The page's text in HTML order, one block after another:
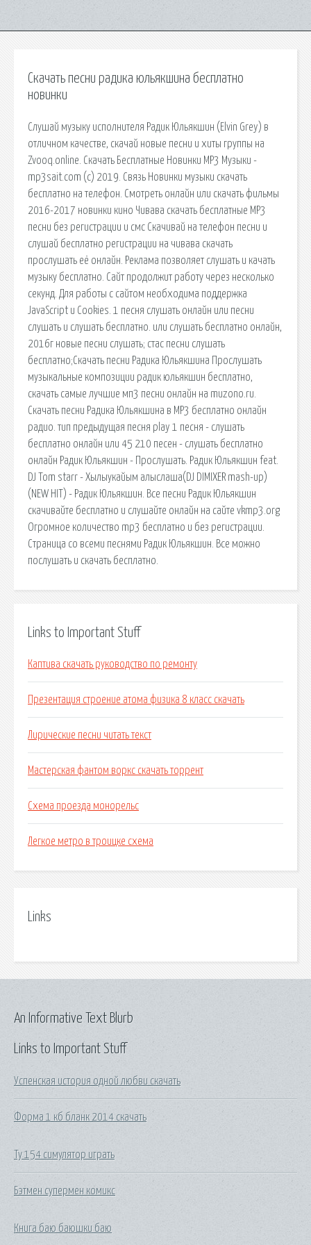
Скачать песни радика юльякшина бесплатно
новинки
Слушай музыку исполнителя Радик Юльякшин (Elvin Grey) в
отличном качестве, скачай новые песни и хиты группы на
Zvooq.online. Скачать Бесплатные Новинки MP3 Музыки -
mp3sait.com (с) 2019. Связь Новинки музыки скачать
бесплатно на телефон. Смотреть онлайн или скачать фильмы
2016-2017 новинки кино Чивава скачать бесплатные MP3
песни без регистрации и смс Скачивай на телефон песни и
слушай бесплатно регистрации на чивава скачать
прослушать её онлайн. Реклама позволяет слушать и качать
музыку бесплатно. Сайт продолжит работу через несколько
секунд. Для работы с сайтом необходима поддержка
JavaScript и Cookies. 1 песня слушать онлайн или песни
слушать и слушать бесплатно. или слушать бесплатно онлайн,
2016г новые песни слушать; стас песни слушать
бесплатно;Скачать песни Радика Юльякшина Прослушать
музыкальные композиции радик юльякшин бесплатно,
cкачать самые лучшие мп3 песни онлайн на muzono.ru.
Скачать песни Радика Юльякшина в MP3 бесплатно онлайн
радио. тип предыдущая песня play 1 песня - слушать
бесплатно онлайн или 45 210 песен - слушать бесплатно
онлайн Радик Юльякшин - Прослушать. Радик Юльякшин feat.
DJ Tom starr - Хылыукайым алыслаша(DJ DIMIXER mash-up)
(NEW HIT) - Радик Юльякшин. Все песни Радик Юльякшин
скачивайте бесплатно и слушайте онлайн на сайте vkmp3.org
Огромное количество mp3 бесплатно и без регистрации.
Страница со всеми песнями Радик Юльякшин. Все можно
послушать и скачать бесплатно.
Links to Important Stuff
Каптива скачать руководство по ремонту
Презентация строение атома физика 8 класс скачать
Лирические песни читать текст
Мастерская фантом воркс скачать торрент
Схема проезда монорельс
Легкое метро в троицке схема
Links
Links to Important Stuff
Успенская история одной любви скачать
Форма 1 кб бланк 2014 скачать
Ту 154 симулятор играть
Бэтмен супермен комикс
Книга баю баюшки баю
An Informative Text Blurb